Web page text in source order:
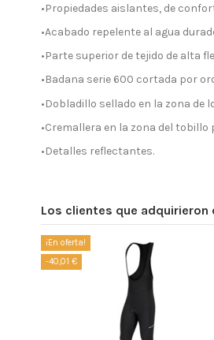
•Propiedades aislantes, de
•Acabado repelente al agua
•Parte superior de tejido de alta
•Badana serie 600 cortada por
•Dobladillo sellado en la zona
•Cremallera en la zona del
•Detalles reflectantes.
Los clientes que
¡En oferta!
-40,01 €